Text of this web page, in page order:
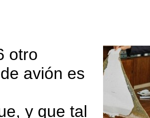
otro
avión es
y que tal